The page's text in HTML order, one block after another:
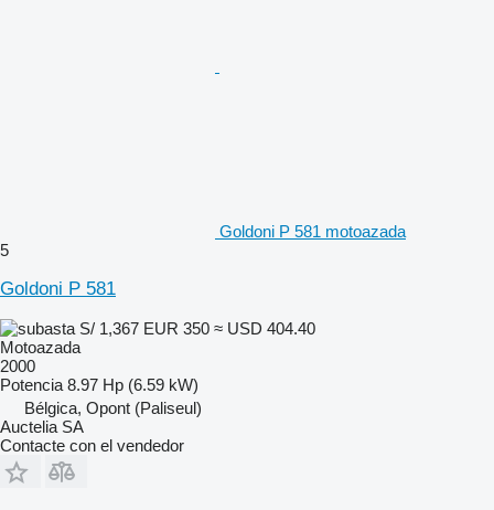
Goldoni P 581 motoazada
5
Goldoni P 581
S/ 1,367 EUR 350 ≈ USD 404.40
Motoazada
2000
Potencia 8.97 Hp (6.59 kW)
Bélgica, Opont (Paliseul)
Auctelia SA
Contacte con el vendedor